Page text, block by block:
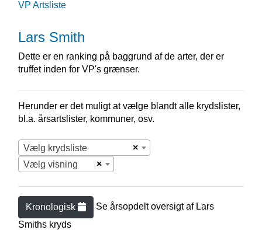
VP Artsliste
Lars Smith
Dette er en ranking på baggrund af de arter, der er
truffet inden for VP's grænser.
Herunder er det muligt at vælge blandt alle krydslister,
bl.a. årsartslister, kommuner, osv.
×
Vælg krydsliste
×
Vælg visning
Kronologisk Se årsopdelt oversigt af Lars
Smiths kryds